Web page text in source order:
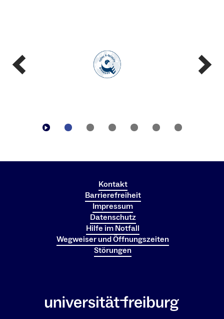
Kontakt
Barrierefreiheit
Impressum
Datenschutz
Hilfe im Notfall
Wegweiser und Öffnungszeiten
Störungen